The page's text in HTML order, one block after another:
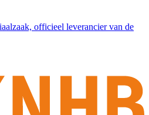
officieel leverancier van de